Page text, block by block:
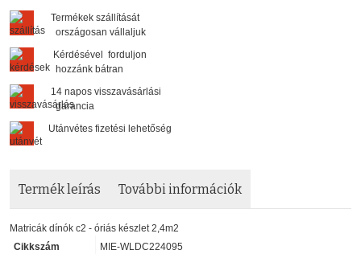
Termékek szállítását
országosan vállaljuk
Kérdésével forduljon
hozzánk bátran
14 napos visszavásárlási
garancia
Utánvétes fizetési lehetőség
Termék leírás További információk
Matricák dínók c2 - óriás készlet 2,4m2
Cikkszám
MIE-WLDC224095